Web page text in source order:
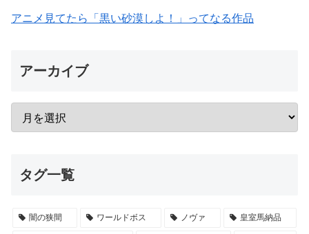
アニメ見てたら「黒い砂漠しよ！」ってなる作品
アーカイブ
タグ一覧
闇の狭間 ワールドボス ノヴァ 皇室馬納品